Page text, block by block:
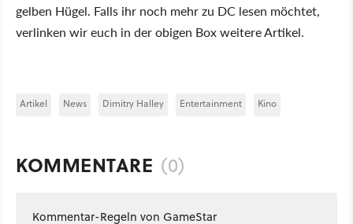
gelben Hügel. Falls ihr noch mehr zu DC lesen möchtet,
verlinken wir euch in der obigen Box weitere Artikel.
Artikel News Dimitry Halley Entertainment Kino
KOMMENTARE (0)
Kommentar-Regeln von GameStar